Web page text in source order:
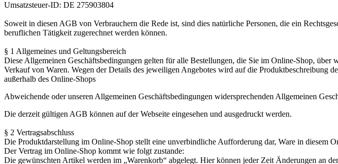
Umsatzsteuer-ID: DE 275903804
Soweit in diesen AGB von Verbrauchern die Rede ist, sind dies natürliche Personen, die ein
beruflichen Tätigkeit zugerechnet werden können.
§ 1 Allgemeines und Geltungsbereich
Diese Allgemeinen Geschäftsbedingungen gelten für alle Bestellungen, die Sie im Online-Shop,
Verkauf von Waren. Wegen der Details des jeweiligen Angebotes wird auf die Produktbeschreibung
außerhalb des Online-Shops
Abweichende oder unseren Allgemeinen Geschäftsbedingungen widersprechenden Allgemeinen
Die derzeit gültigen AGB können auf der Webseite eingesehen und ausgedruckt werden.
§ 2 Vertragsabschluss
Die Produktdarstellung im Online-Shop stellt eine unverbindliche Aufforderung dar, Ware in diesem
Der Vertrag im Online-Shop kommt wie folgt zustande:
Die gewünschten Artikel werden im „Warenkorb“ abgelegt. Hier können jeder Zeit Änderungen an